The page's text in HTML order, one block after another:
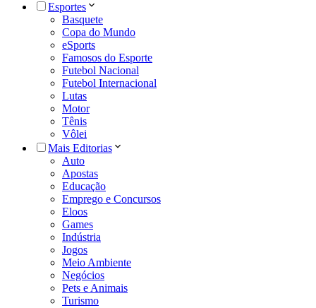
Esportes
Basquete
Copa do Mundo
eSports
Famosos do Esporte
Futebol Nacional
Futebol Internacional
Lutas
Motor
Tênis
Vôlei
Mais Editorias
Auto
Apostas
Educação
Emprego e Concursos
Eloos
Games
Indústria
Jogos
Meio Ambiente
Negócios
Pets e Animais
Turismo